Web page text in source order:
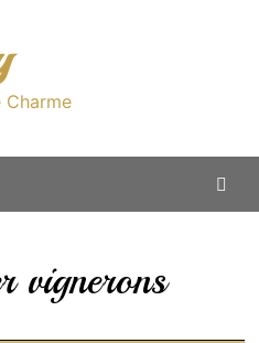
vignerons